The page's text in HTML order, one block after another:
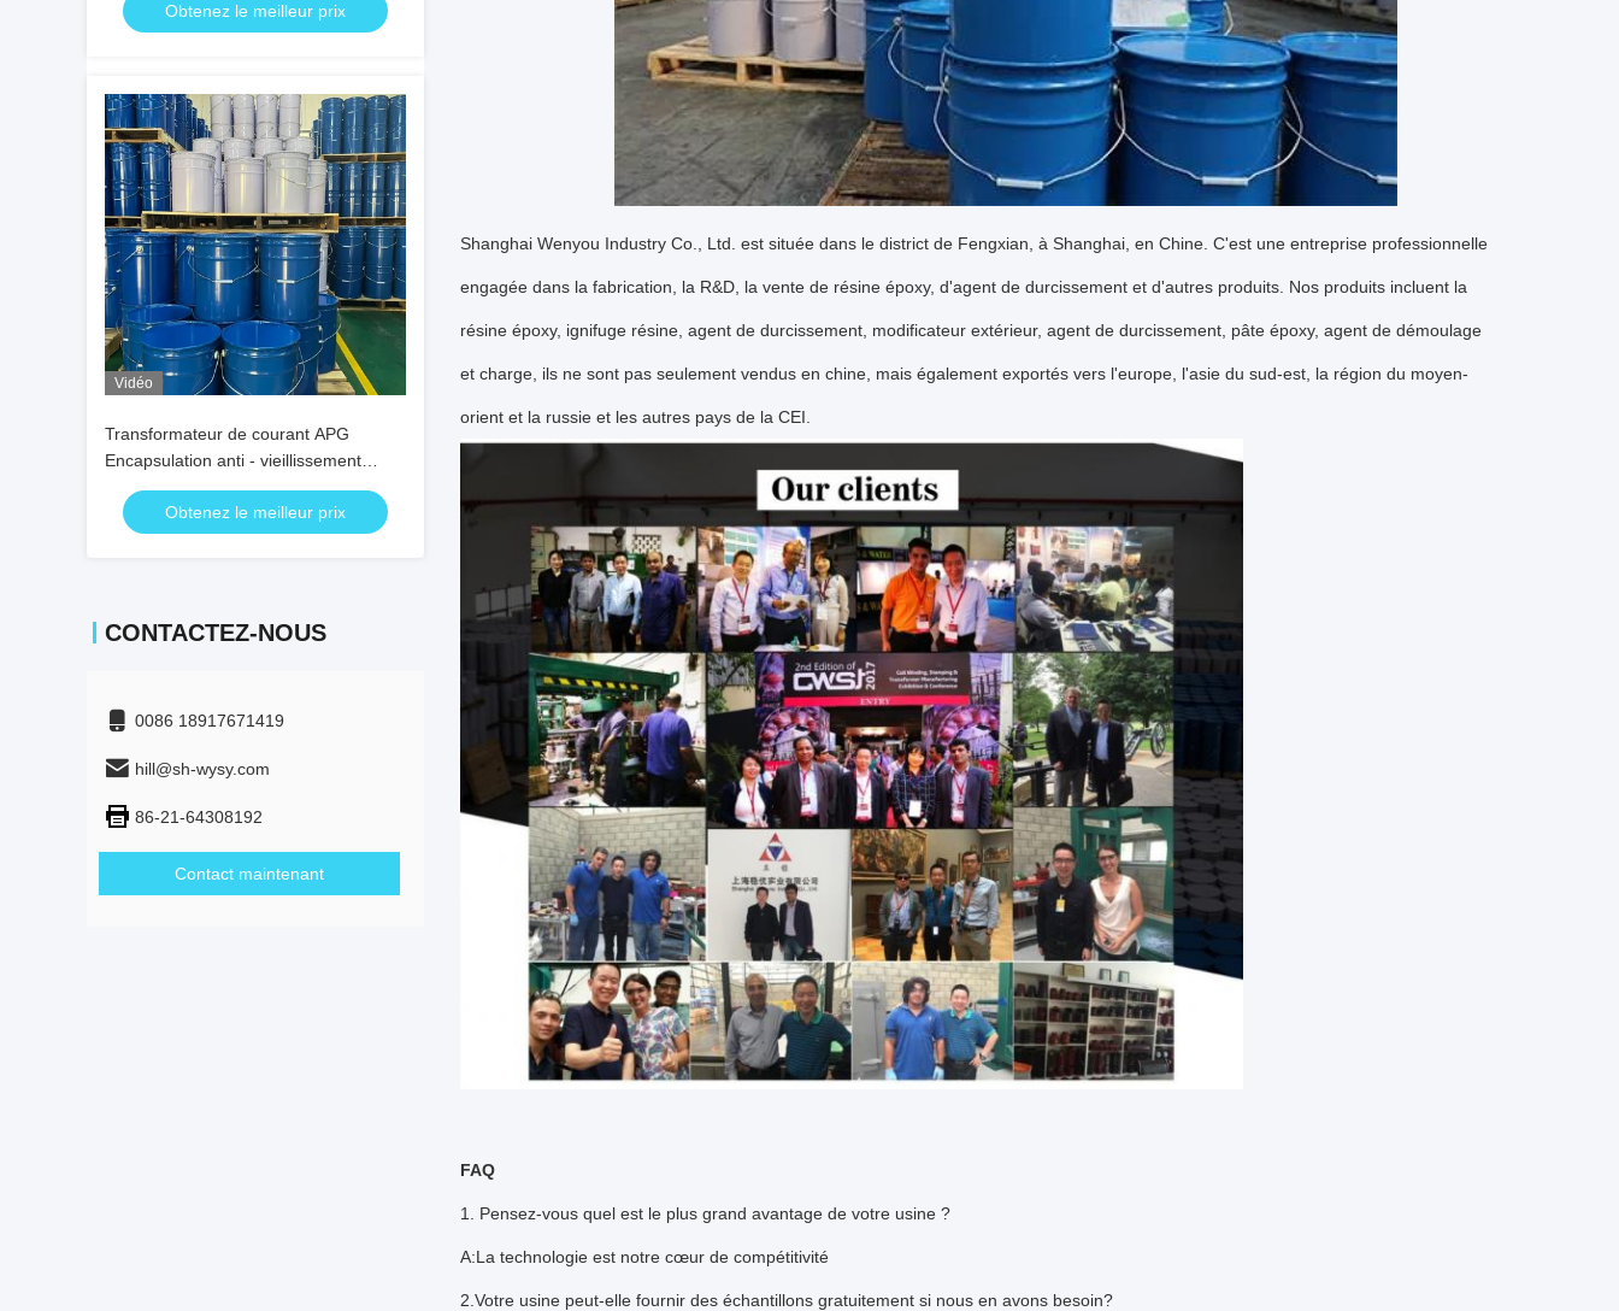
transformateurs sans vide
Obtenez le meilleur prix
Vidéo
Transformateur de courant APG
Encapsulation anti - vieillissement
haute diélectrique époxy
Obtenez le meilleur prix
CONTACTEZ-NOUS
0086 18917671419
hill@sh-wysy.com
86-21-64308192
Contact maintenant
Shanghai Wenyou Industry Co., Ltd. est située dans le district de Fengxian, à Shanghai, en Chine. C'est une entreprise professionnelle
engagée dans la fabrication, la R&D, la vente de résine époxy, d'agent de durcissement et d'autres produits. Nos produits incluent la
résine époxy, ignifuge résine, agent de durcissement, modificateur extérieur, agent de durcissement, pâte époxy, agent de démoulage
et charge, ils ne sont pas seulement vendus en chine, mais également exportés vers l'europe, l'asie du sud-est, la région du moyen-
orient et la russie et les autres pays de la CEI.
FAQ
1. Pensez-vous quel est le plus grand avantage de votre usine ?
A:La technologie est notre cœur de compétitivité
2.Votre usine peut-elle fournir des échantillons gratuitement si nous en avons besoin?